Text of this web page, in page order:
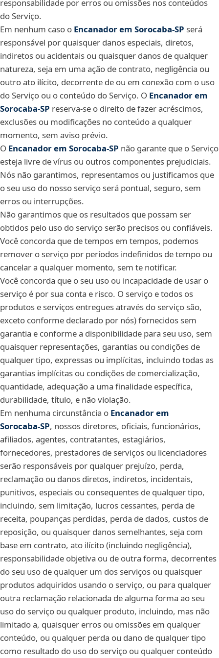
responsabilidade por erros ou omissões nos conteúdos
do Serviço.
Em nenhum caso o Encanador em Sorocaba‑SP será
responsável por quaisquer danos especiais, diretos,
indiretos ou acidentais ou quaisquer danos de qualquer
natureza, seja em uma ação de contrato, negligência ou
outro ato ilícito, decorrente de ou em conexão com o uso
do Serviço ou o conteúdo do Serviço. O Encanador em
Sorocaba‑SP reserva-se o direito de fazer acréscimos,
exclusões ou modificações no conteúdo a qualquer
momento, sem aviso prévio.
O Encanador em Sorocaba‑SP não garante que o Serviço
esteja livre de vírus ou outros componentes prejudiciais.
Nós não garantimos, representamos ou justificamos que
o seu uso do nosso serviço será pontual, seguro, sem
erros ou interrupções.
Não garantimos que os resultados que possam ser
obtidos pelo uso do serviço serão precisos ou confiáveis.
Você concorda que de tempos em tempos, podemos
remover o serviço por períodos indefinidos de tempo ou
cancelar a qualquer momento, sem te notificar.
Você concorda que o seu uso ou incapacidade de usar o
serviço é por sua conta e risco. O serviço e todos os
produtos e serviços entregues através do serviço são,
exceto conforme declarado por nós) fornecidos sem
garantia e conforme a disponibilidade para seu uso, sem
quaisquer representações, garantias ou condições de
qualquer tipo, expressas ou implícitas, incluindo todas as
garantias implícitas ou condições de comercialização,
quantidade, adequação a uma finalidade específica,
durabilidade, título, e não violação.
Em nenhuma circunstância o Encanador em
Sorocaba‑SP, nossos diretores, oficiais, funcionários,
afiliados, agentes, contratantes, estagiários,
fornecedores, prestadores de serviços ou licenciadores
serão responsáveis por qualquer prejuízo, perda,
reclamação ou danos diretos, indiretos, incidentais,
punitivos, especiais ou consequentes de qualquer tipo,
incluindo, sem limitação, lucros cessantes, perda de
receita, poupanças perdidas, perda de dados, custos de
reposição, ou quaisquer danos semelhantes, seja com
base em contrato, ato ilícito (incluindo negligência),
responsabilidade objetiva ou de outra forma, decorrentes
do seu uso de qualquer um dos serviços ou quaisquer
produtos adquiridos usando o serviço, ou para qualquer
outra reclamação relacionada de alguma forma ao seu
uso do serviço ou qualquer produto, incluindo, mas não
limitado a, quaisquer erros ou omissões em qualquer
conteúdo, ou qualquer perda ou dano de qualquer tipo
como resultado do uso do serviço ou qualquer conteúdo